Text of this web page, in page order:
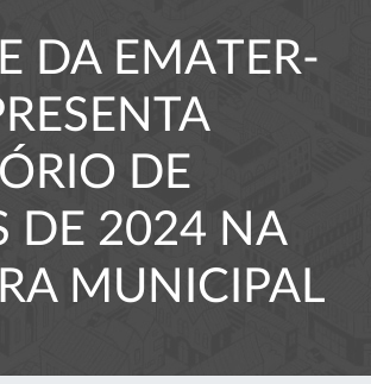
DA EMATER-
DE
DE 2024 NA
MUNICIPAL